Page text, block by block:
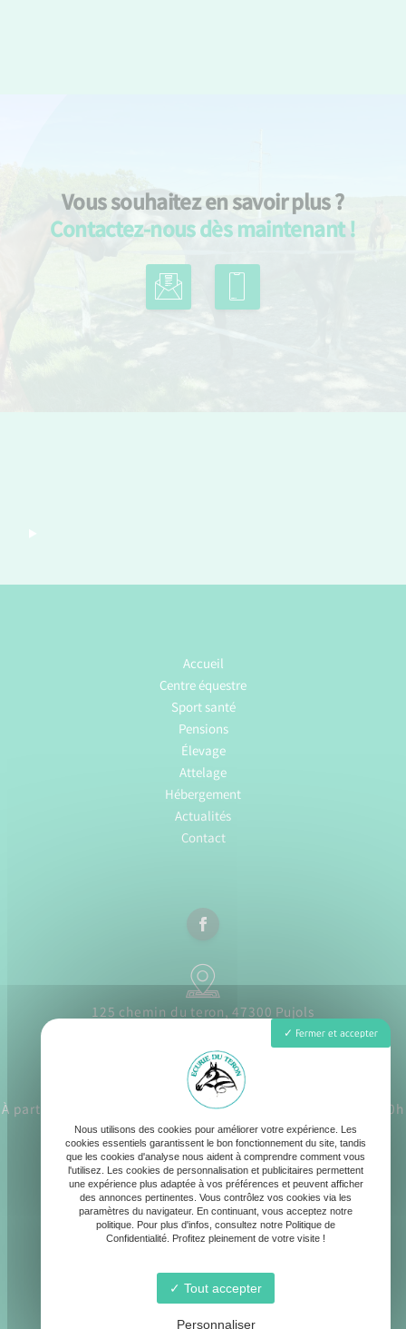
Vous souhaitez en savoir plus ?
Contactez-nous dès maintenant !
Accueil
Centre équestre
Sport santé
Pensions
Élevage
Attelage
Hébergement
Actualités
Contact
125 chemin du teron, 47300 Pujols
À partir du 1er juillet Lundi - Samedi : 8h30 - 12h30 / 17h - 20h
contact@ecurie-du-teron.fr
06 19 90 80 39
Fermer et accepter
Nous utilisons des cookies pour améliorer votre expérience. Les
cookies essentiels garantissent le bon fonctionnement du site, tandis
que les cookies d'analyse nous aident à comprendre comment vous
l'utilisez. Les cookies de personnalisation et publicitaires permettent
une expérience plus adaptée à vos préférences et peuvent afficher
des annonces pertinentes. Vous contrôlez vos cookies via les
paramètres du navigateur. En continuant, vous acceptez notre
politique. Pour plus d'infos, consultez notre Politique de
Confidentialité. Profitez pleinement de votre visite !
Tout accepter
Personnaliser